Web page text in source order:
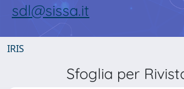
sdl@sissa.it
IRIS
Sfoglia per